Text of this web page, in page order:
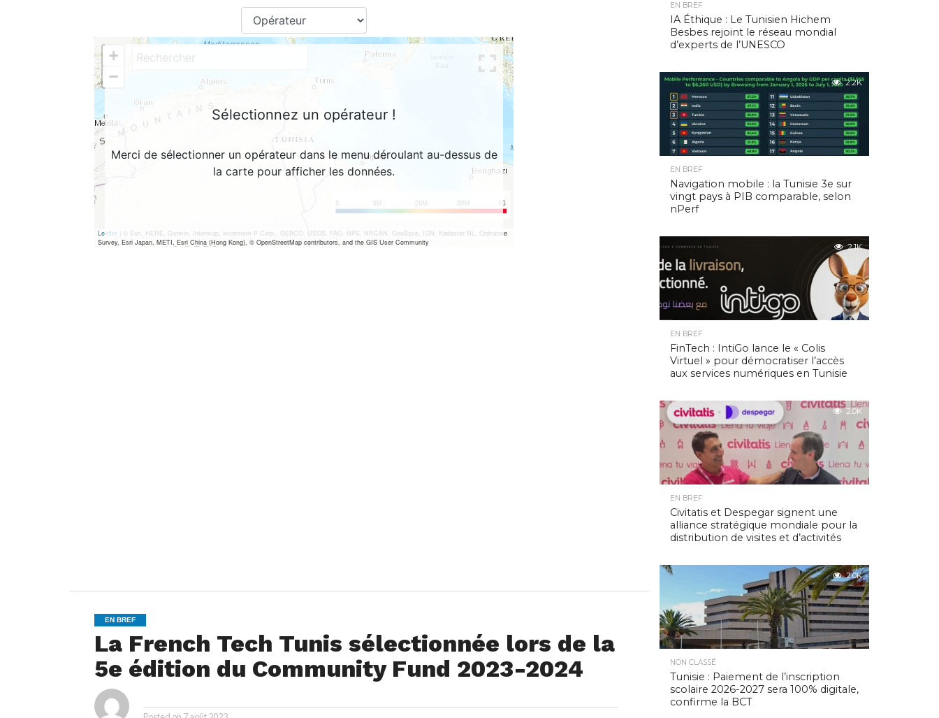
EN BREF
La French Tech Tunis sélectionnée lors de la
5e édition du Community Fund 2023-2024
EN BREF
IA Éthique : Le Tunisien Hichem
Besbes rejoint le réseau mondial
d’experts de l’UNESCO
2.2K
EN BREF
Navigation mobile : la Tunisie 3e sur
vingt pays à PIB comparable, selon
nPerf
2.1K
EN BREF
FinTech : IntiGo lance le « Colis
Virtuel » pour démocratiser l’accès
aux services numériques en Tunisie
2.0K
EN BREF
Civitatis et Despegar signent une
alliance stratégique mondiale pour la
distribution de visites et d’activités
2.0K
NON CLASSÉ
Tunisie : Paiement de l’inscription
scolaire 2026-2027 sera 100% digitale,
confirme la BCT